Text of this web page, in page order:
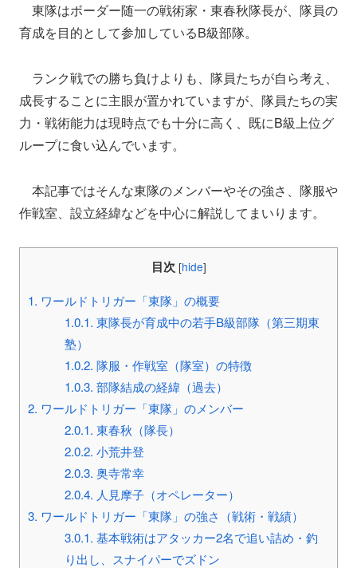
東隊はボーダー随一の戦術家・東春秋隊長が、隊員の
育成を目的として参加しているB級部隊。
ランク戦での勝ち負けよりも、隊員たちが自ら考え、
成長することに主眼が置かれていますが、隊員たちの実
力・戦術能力は現時点でも十分に高く、既にB級上位グ
ループに食い込んでいます。
本記事ではそんな東隊のメンバーやその強さ、隊服や
作戦室、設立経緯などを中心に解説してまいります。
目次 [hide]
1. ワールドトリガー「東隊」の概要
1.0.1. 東隊長が育成中の若手B級部隊（第三期東
塾）
1.0.2. 隊服・作戦室（隊室）の特徴
1.0.3. 部隊結成の経緯（過去）
2. ワールドトリガー「東隊」のメンバー
2.0.1. 東春秋（隊長）
2.0.2. 小荒井登
2.0.3. 奥寺常幸
2.0.4. 人見摩子（オペレーター）
3. ワールドトリガー「東隊」の強さ（戦術・戦績）
3.0.1. 基本戦術はアタッカー2名で追い詰め・釣
り出し、スナイパーでズドン